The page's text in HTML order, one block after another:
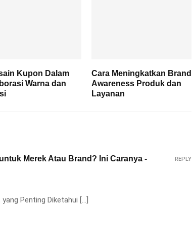
Kupon Dalam
Warna dan
Cara Meningkatkan Brand
Awareness Produk dan
Layanan
Merek Atau Brand? Ini Caranya -
Penting Diketahui […]
REPLY